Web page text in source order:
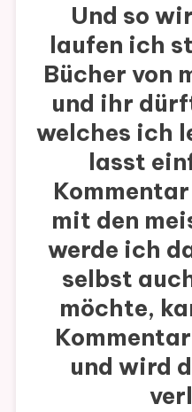
Und so
laufen ich
Bücher von
und ihr
welches ich
lasst
mit den
werde ich
selbst
möchte,
und wird